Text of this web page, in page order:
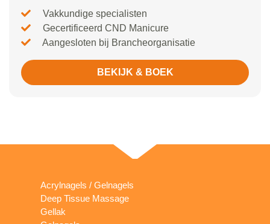
Vakkundige specialisten
Gecertificeerd CND Manicure
Aangesloten bij Brancheorganisatie
BEKIJK & BOEK
Acrylnagels / Gelnagels
Deep Tissue Massage
Gellak